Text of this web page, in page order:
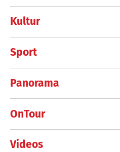
Kultur
Sport
Panorama
OnTour
Videos